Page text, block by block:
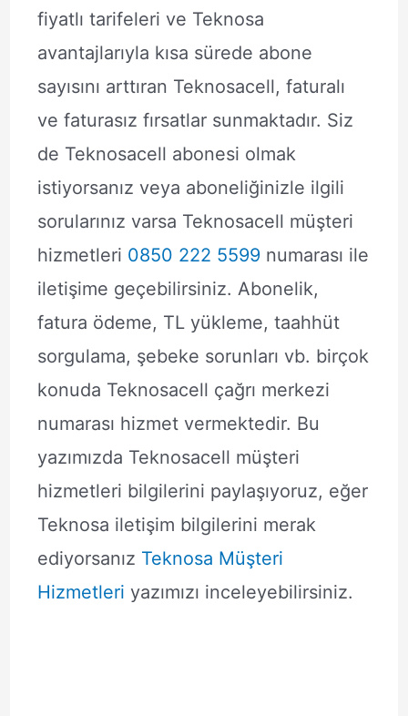
fiyatlı tarifeleri ve Teknosa
avantajlarıyla kısa sürede abone
sayısını arttıran Teknosacell, faturalı
ve faturasız fırsatlar sunmaktadır. Siz
de Teknosacell abonesi olmak
istiyorsanız veya aboneliğinizle ilgili
sorularınız varsa Teknosacell müşteri
hizmetleri 0850 222 5599numarası ile
iletişime geçebilirsiniz. Abonelik,
fatura ödeme, TL yükleme, taahhüt
sorgulama, şebeke sorunları vb. birçok
konuda Teknosacell çağrı merkezi
numarası hizmet vermektedir. Bu
yazımızda Teknosacell müşteri
hizmetleri bilgilerini paylaşıyoruz, eğer
Teknosa iletişim bilgilerini merak
ediyorsanız Teknosa Müşteri
Hizmetleri yazımızı inceleyebilirsiniz.